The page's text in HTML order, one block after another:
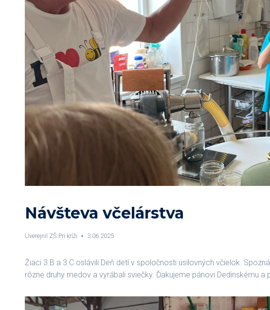
Návšteva včelárstva
Uverejnil ZŠ Pri kríži 3.06.2025
Žiaci 3.B a 3.C oslávili Deň detí v spoločnosti usilovných včielok.
rôzne druhy medov a vyrábali sviečky. Ďakujeme pánovi Dedinskému a